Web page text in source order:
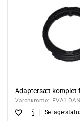
Adaptersæt komplet
Varenummer: EVA1-
Se